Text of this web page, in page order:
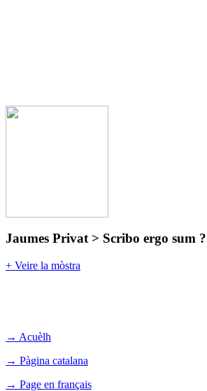
Jaumes Privat > Scribo ergo sum
+ Veire la mòstra
→ Acuèlh
→ Pàgina catalana
→ Page en français